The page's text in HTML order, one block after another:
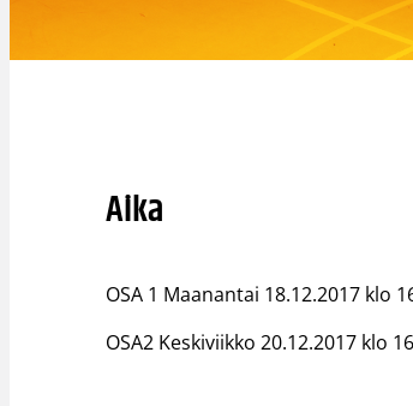
Aika
OSA 1 Maanantai 18.12.2017 klo
OSA2 Keskiviikko 20.12.2017 klo